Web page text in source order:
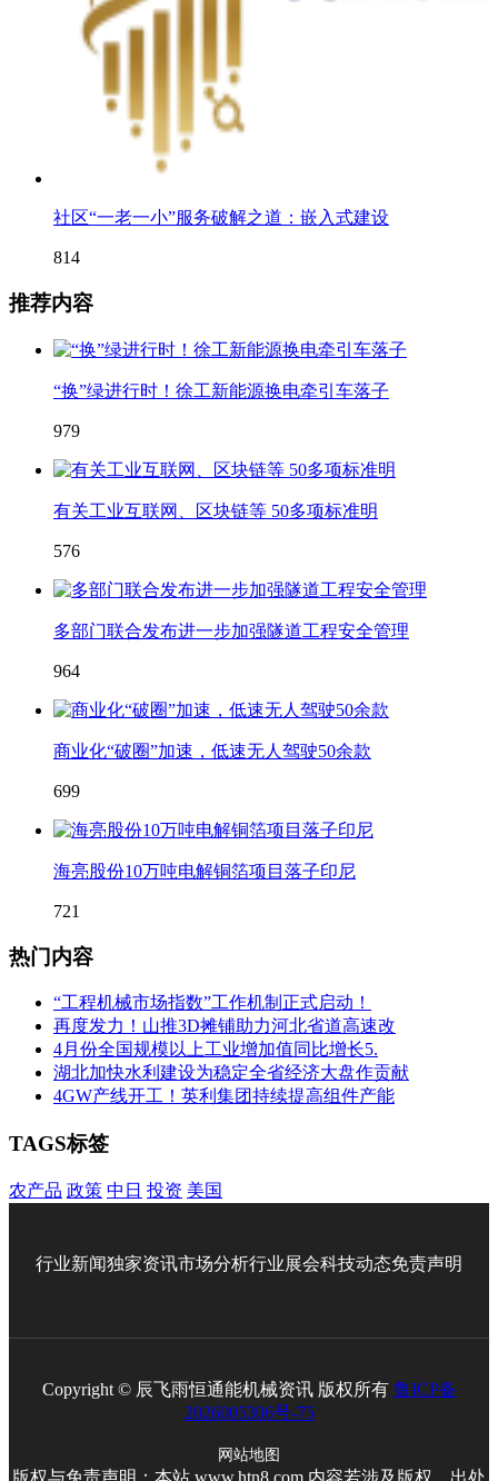
社区“一老一小”服务破解之道：嵌入式建设
814
推荐内容
“换”绿进行时！徐工新能源换电牵引车落子
979
有关工业互联网、区块链等 50多项标准明
576
多部门联合发布进一步加强隧道工程安全管理
964
商业化“破圈”加速，低速无人驾驶50余款
699
海亮股份10万吨电解铜箔项目落子印尼
721
热门内容
“工程机械市场指数”工作机制正式启动！
再度发力！山推3D摊铺助力河北省道高速改
4月份全国规模以上工业增加值同比增长5.
湖北加快水利建设为稳定全省经济大盘作贡献
4GW产线开工！英利集团持续提高组件产能
TAGS标签
农产品 政策 中日 投资 美国
行业新闻独家资讯市场分析行业展会科技动态免责声明
Copyright © 辰飞雨恒通能机械资讯 版权所有 鲁ICP备
2026005306号-75
网站地图
版权与免责声明：本站 www.htn8.com 内容若涉及版权、出处